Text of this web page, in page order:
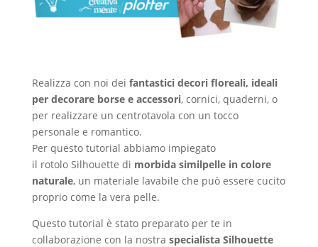
Realizza con noi dei fantastici decori floreali, ideali
per decorare borse e accessori, cornici, quaderni, o
per realizzare un centrotavola con un tocco
personale e romantico.
Per questo tutorial abbiamo impiegato
il rotolo Silhouette di morbida similpelle in colore
naturale, un materiale lavabile che può essere cucito
proprio come la vera pelle.
Questo tutorial è stato preparato per te in
collaborazione con la nostra specialista Silhouette